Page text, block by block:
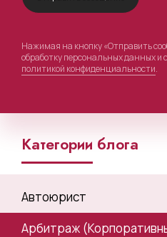
Нажимая на кнопку «Отправить
обработку персональных данных и
политикой конфиденциальности.
Категории блога
Автоюрист
Арбитраж